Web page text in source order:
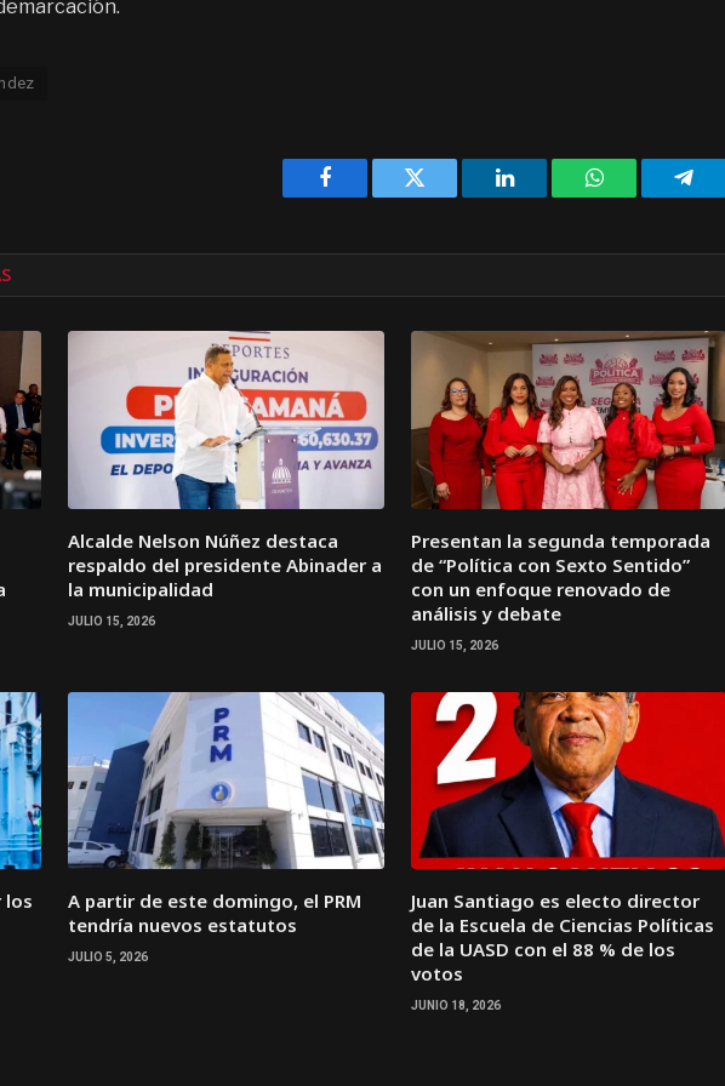
Facebook Twitter LinkedIn WhatsApp
Alcalde Nelson Núñez destaca
respaldo del presidente Abinader a
la municipalidad
JULIO 15, 2026
Presentan la segunda temporada
de “Política con Sexto Sentido”
con un enfoque renovado de
análisis y debate
JULIO 15, 2026
los
A partir de este domingo, el PRM
tendría nuevos estatutos
JULIO 5, 2026
Juan Santiago es electo director
de la Escuela de Ciencias Políticas
de la UASD con el 88 % de los
votos
JUNIO 18, 2026